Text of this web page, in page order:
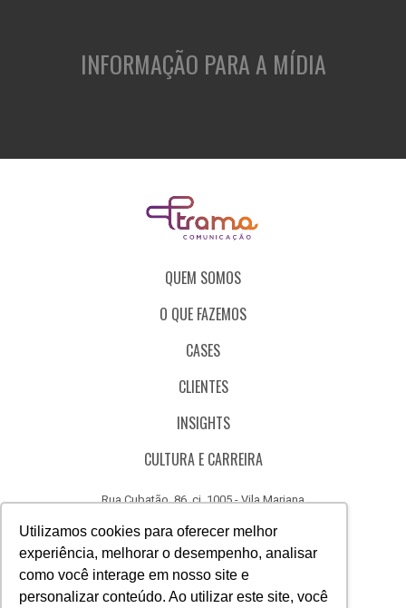
Utilizamos cookies para oferecer melhor
experiência, melhorar o desempenho, analisar
como você interage em nosso site e
personalizar conteúdo. Ao utilizar este site, você
INFORMAÇÃO PARA A MÍDIA
QUEM SOMOS
O QUE FAZEMOS
CASES
CLIENTES
INSIGHTS
CULTURA E CARREIRA
Rua Cubatão, 86, cj. 1005 - Vila Mariana
CÓDIGO DE ÉTICA
CANAL DE DENÚNCIAS